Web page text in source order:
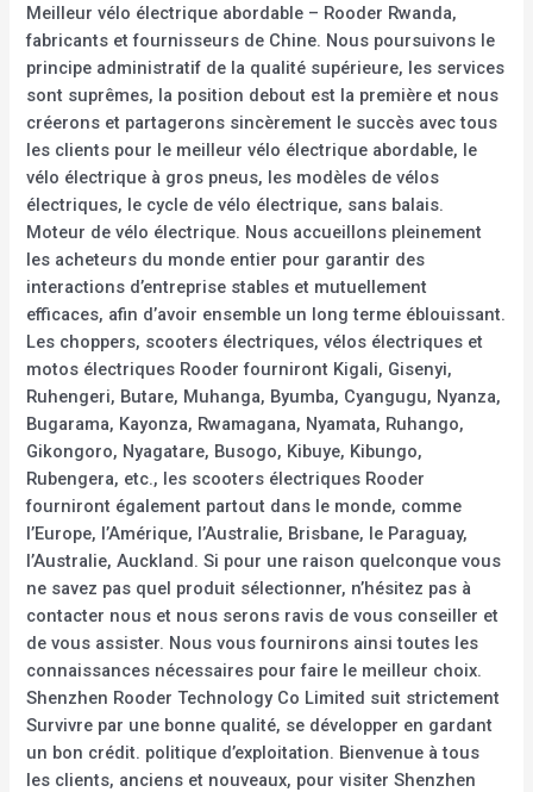
Meilleur vélo électrique abordable – Rooder Rwanda,
fabricants et fournisseurs de Chine. Nous poursuivons le
principe administratif de la qualité supérieure, les services
sont suprêmes, la position debout est la première et nous
créerons et partagerons sincèrement le succès avec tous
les clients pour le meilleur vélo électrique abordable, le
vélo électrique à gros pneus, les modèles de vélos
électriques, le cycle de vélo électrique, sans balais.
Moteur de vélo électrique. Nous accueillons pleinement
les acheteurs du monde entier pour garantir des
interactions d’entreprise stables et mutuellement
efficaces, afin d’avoir ensemble un long terme éblouissant.
Les choppers, scooters électriques, vélos électriques et
motos électriques Rooder fourniront Kigali, Gisenyi,
Ruhengeri, Butare, Muhanga, Byumba, Cyangugu, Nyanza,
Bugarama, Kayonza, Rwamagana, Nyamata, Ruhango,
Gikongoro, Nyagatare, Busogo, Kibuye, Kibungo,
Rubengera, etc., les scooters électriques Rooder
fourniront également partout dans le monde, comme
l’Europe, l’Amérique, l’Australie, Brisbane, le Paraguay,
l’Australie, Auckland. Si pour une raison quelconque vous
ne savez pas quel produit sélectionner, n’hésitez pas à
contacter nous et nous serons ravis de vous conseiller et
de vous assister. Nous vous fournirons ainsi toutes les
connaissances nécessaires pour faire le meilleur choix.
Shenzhen Rooder Technology Co Limited suit strictement
Survivre par une bonne qualité, se développer en gardant
un bon crédit. politique d’exploitation. Bienvenue à tous
les clients, anciens et nouveaux, pour visiter Shenzhen